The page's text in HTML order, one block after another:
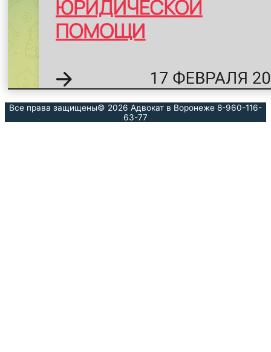
Все права защищены© 2026 Адвокат в Воронеже 8-960-116-
63-77